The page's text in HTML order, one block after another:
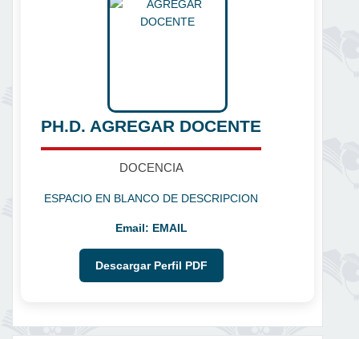
PH.D. AGREGAR DOCENTE
DOCENCIA
ESPACIO EN BLANCO DE DESCRIPCION
Email: EMAIL
Descargar Perfil PDF